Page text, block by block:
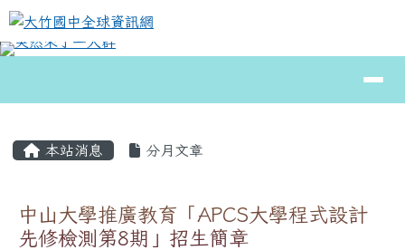
跳至主內容區
大竹國中全球資訊網
⏸
本站消息 分月文章
中山大學推廣教育「APCS大學程式設計
先修檢測第8期」招生簡章